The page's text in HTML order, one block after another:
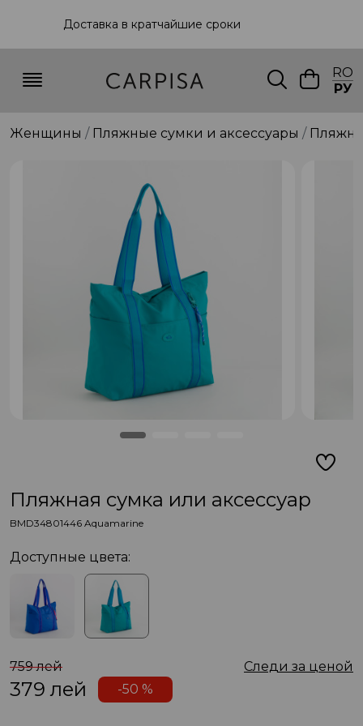
Доставка в кратчайшие сроки
RO
РУ
Женщины Пляжные сумки и аксессуары
Пляжная сумка или аксессуар
BMD34801446 Aquamarine
Доступные цвета:
759 лей Следи за ценой
379лей -50 %